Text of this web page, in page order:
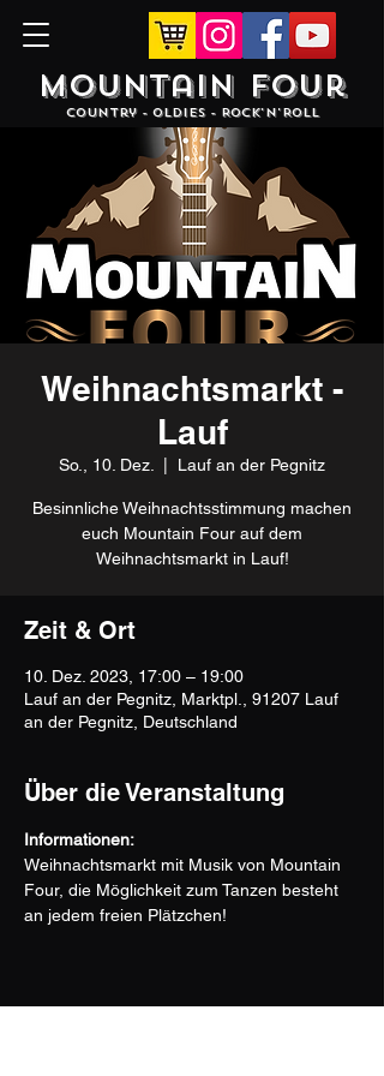
Country - Oldies - Rock'N'Roll
Mountain Four
Weihnachtsmarkt -
Lauf
So., 10. Dez. Lauf an der Pegnitz
Besinnliche Weihnachtsstimmung machen
euch Mountain Four auf dem
Weihnachtsmarkt in Lauf!
Zeit & Ort
10. Dez. 2023, 17:00 – 19:00
Lauf an der Pegnitz, Marktpl., 91207 Lauf
an der Pegnitz, Deutschland
Über die Veranstaltung
Informationen:
Weihnachtsmarkt mit Musik von Mountain
Four, die Möglichkeit zum Tanzen besteht
an jedem freien Plätzchen!